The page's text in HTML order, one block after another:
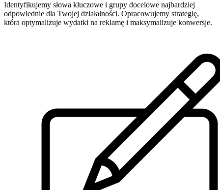
Identyfikujemy słowa kluczowe i grupy docelowe najbardziej
odpowiednie dla Twojej działalności. Opracowujemy strategię,
która optymalizuje wydatki na reklamę i maksymalizuje konwersje.